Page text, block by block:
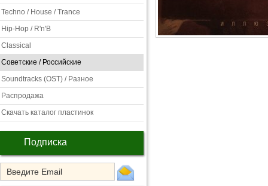
Techno / House / Trance
Hip-Hop / R'n'B
Classical
Советские / Российские
Soundtracks (OST) / Разное
Распродажа
Скачать каталог пластинок
Подписка